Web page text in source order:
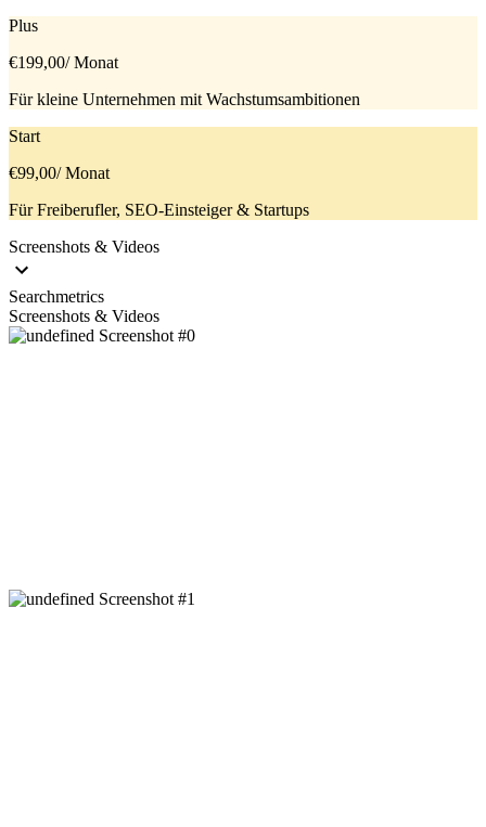
Plus
€199,00/ Monat
Für kleine Unternehmen mit Wachstumsambitionen
Start
€99,00/ Monat
Für Freiberufler, SEO-Einsteiger & Startups
Screenshots & Videos
Searchmetrics
Screenshots & Videos